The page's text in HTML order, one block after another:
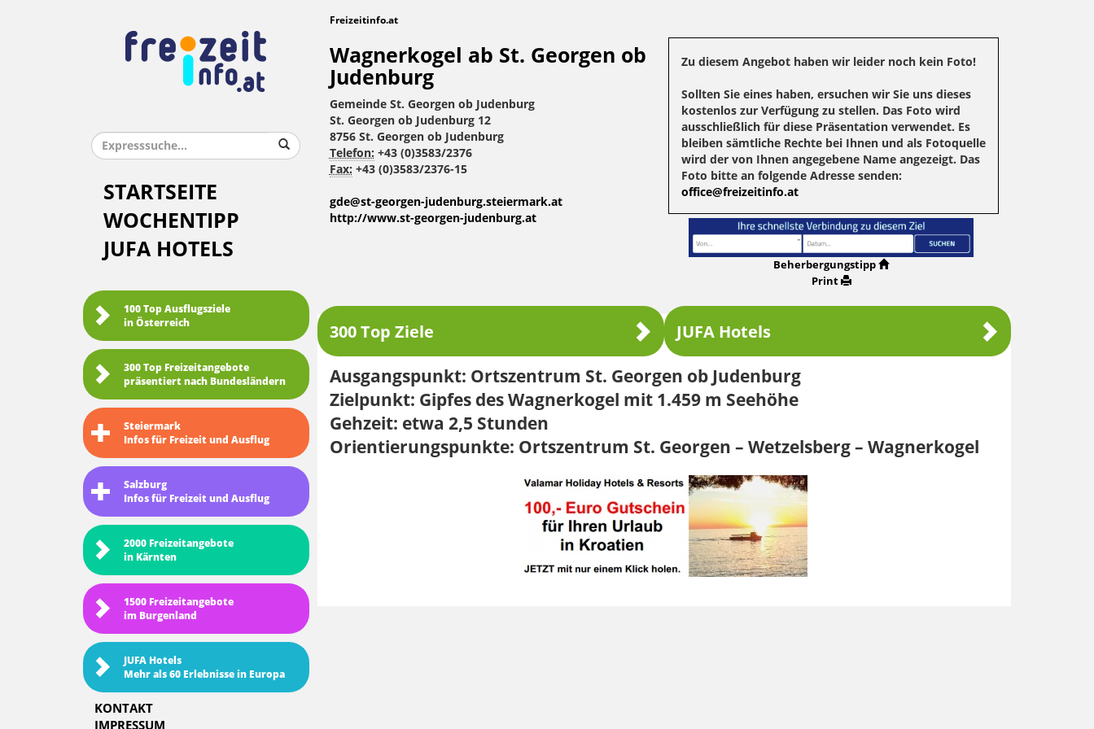
STARTSEITE
WOCHENTIPP
JUFA HOTELS
100 Top Ausflugsziele
in Österreich
300 Top Freizeitangebote
präsentiert nach Bundesländern
Steiermark
Infos für Freizeit und Ausflug
Salzburg
Infos für Freizeit und Ausflug
2000 Freizeitangebote
in Kärnten
1500 Freizeitangebote
im Burgenland
JUFA Hotels
Mehr als 60 Erlebnisse in Europa
KONTAKT
IMPRESSUM
Freizeitinfo.at
Wagnerkogel ab St. Georgen ob
Judenburg
Gemeinde St. Georgen ob Judenburg
St. Georgen ob Judenburg 12
8756 St. Georgen ob Judenburg
Telefon: +43 (0)3583/2376
Fax: +43 (0)3583/2376-15
gde@st-georgen-judenburg.steiermark.at
http://www.st-georgen-judenburg.at
Zu diesem Angebot haben wir leider noch kein Foto!
Sollten Sie eines haben, ersuchen wir Sie uns dieses
kostenlos zur Verfügung zu stellen. Das Foto wird
ausschließlich für diese Präsentation verwendet. Es
bleiben sämtliche Rechte bei Ihnen und als Fotoquelle
wird der von Ihnen angegebene Name angezeigt. Das
Foto bitte an folgende Adresse senden:
office@freizeitinfo.at
Beherbergungstipp
Print
300 Top Ziele JUFA Hotels
Ausgangspunkt: Ortszentrum St. Georgen ob Judenburg
Zielpunkt: Gipfes des Wagnerkogel mit 1.459 m Seehöhe
Gehzeit: etwa 2,5 Stunden
Orientierungspunkte: Ortszentrum St. Georgen – Wetzelsberg – Wagnerkogel